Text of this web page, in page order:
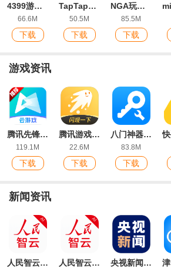
4399游戏盒官方正版
66.6M
下载
TapTap2026正版安装包
50.5M
下载
NGA玩家社区开发版
85.5M
下载
游戏资讯
腾讯先锋云游戏app官方版(原腾讯先游)
119.1M
下载
腾讯游戏社区官方版(闪现一下)
22.6M
下载
八门神器最好用的版本
83.8M
下载
新闻资讯
人民智云客户端 人民智云ios最新版 央视新闻app官方版